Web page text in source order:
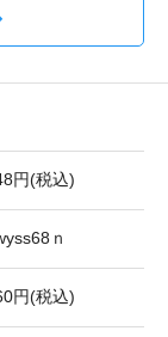
円(税込)
ｎ
円(税込)